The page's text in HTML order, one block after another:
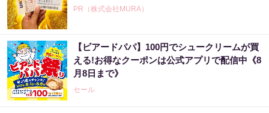
PR（株式会社MURA）
宝くじ当たる人だけが気づいている違い
PR（合同会社デジタルファーム ）
【ビアードパパ】100円でシュークリームが買
える!お得なクーポンは公式アプリで配信中《8
月8日まで》
セール